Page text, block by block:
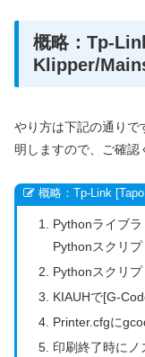
概略：Tp-
Klipper/
やり方は下記の通りで
明しますので、ご確認
概略：Tp-Link
Pythonライブ
Pythonスクリプ
Pythonスクリ
KIAUHで[G-
Printer.cfgに
印刷終了時に